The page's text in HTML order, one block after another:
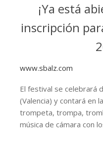
¡Ya está
inscripción
www.sbalz.com
El festival se celebrará
(Valencia) y contará en
trompeta, trompa,
música de cámara con